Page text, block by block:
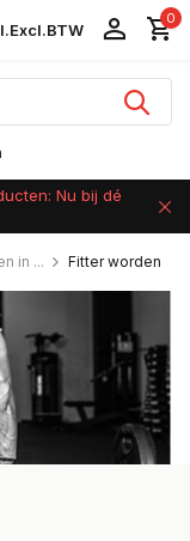
Excl.BTW
0
Nu bij dé
in ... Fitter worden